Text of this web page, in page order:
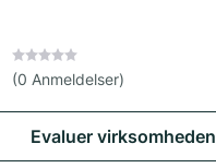
(0 Anmeldelser)
Evaluer virksomheden